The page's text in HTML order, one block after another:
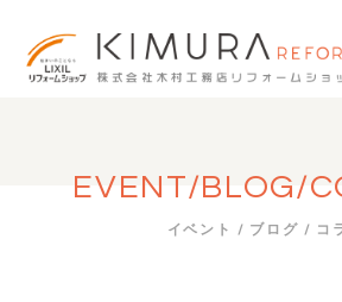
EVENT/BLOG/
イベント / ブログ / コ